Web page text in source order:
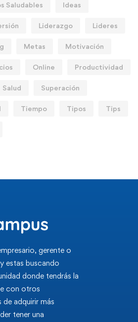
Saludables Ideas
Liderazgo Lideres
Metas Motivación
Online Productividad
Salud Superación
Tiempo Tipos Tips
gerente o
estas buscando
donde tendrás la
con otros
de adquirir más
tener una